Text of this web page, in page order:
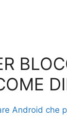
Android che